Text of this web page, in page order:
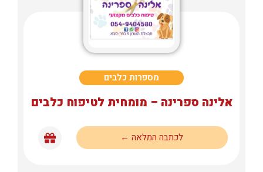
מספרות כלבים
אלינה ספרינה – מומחית לטיפוח כלבים
לכתבה המלאה ←